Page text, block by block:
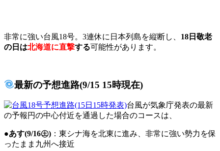
非常に強い台風18号。3連休に日本列島を縦断し、 18日敬老
の日は北海道に直撃する可能性があります。
最新の予想進路(9/15 15時現在)
台風が気象庁発表の最新
の予報円の中心付近を通過した場合のコースは、
●あす(9/16㊏) ：東シナ海を北東に進み、非常に強い勢力を保
ったまま九州へ接近